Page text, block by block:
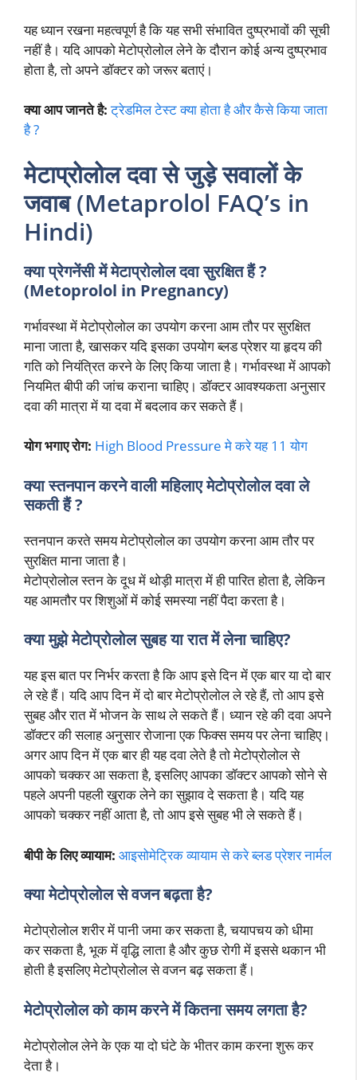
यह ध्यान रखना महत्वपूर्ण है कि यह सभी संभावित दुष्प्रभावों की सूची
नहीं है। यदि आपको मेटोप्रोलोल लेने के दौरान कोई अन्य दुष्प्रभाव
होता है, तो अपने डॉक्टर को जरूर बताएं।
क्या आप जानते है:ट्रेडमिल टेस्ट क्या होता है और कैसे किया जाता
है ?
मेटाप्रोलोल दवा से जुड़े सवालों के
जवाब (Metaprolol FAQ’s in
Hindi)
क्या प्रेगनेंसी में मेटाप्रोलोल दवा सुरक्षित हैं ?
(Metoprolol in Pregnancy)
गर्भावस्था में मेटोप्रोलोल का उपयोग करना आम तौर पर सुरक्षित
माना जाता है, खासकर यदि इसका उपयोग ब्लड प्रेशर या हृदय की
गति को नियंत्रित करने के लिए किया जाता है। गर्भावस्था में आपको
नियमित बीपी की जांच कराना चाहिए। डॉक्टर आवश्यकता अनुसार
दवा की मात्रा में या दवा में बदलाव कर सकते हैं।
योग भगाए रोग: High Blood Pressure मे करे यह 11 योग
क्या स्तनपान करने वाली महिलाए मेटोप्रोलोल दवा ले
सकती हैं ?
स्तनपान करते समय मेटोप्रोलोल का उपयोग करना आम तौर पर
सुरक्षित माना जाता है।
मेटोप्रोलोल स्तन के दूध में थोड़ी मात्रा में ही पारित होता है, लेकिन
यह आमतौर पर शिशुओं में कोई समस्या नहीं पैदा करता है।
क्या मुझे मेटोप्रोलोल सुबह या रात में लेना चाहिए?
यह इस बात पर निर्भर करता है कि आप इसे दिन में एक बार या दो बार
ले रहे हैं। यदि आप दिन में दो बार मेटोप्रोलोल ले रहे हैं, तो आप इसे
सुबह और रात में भोजन के साथ ले सकते हैं। ध्यान रहे की दवा अपने
डॉक्टर की सलाह अनुसार रोजाना एक फिक्स समय पर लेना चाहिए।
अगर आप दिन में एक बार ही यह दवा लेते है तो मेटोप्रोलोल से
आपको चक्कर आ सकता है, इसलिए आपका डॉक्टर आपको सोने से
पहले अपनी पहली खुराक लेने का सुझाव दे सकता है। यदि यह
आपको चक्कर नहीं आता है, तो आप इसे सुबह भी ले सकते हैं।
बीपी के लिए व्यायाम: आइसोमेट्रिक व्यायाम से करे ब्लड प्रेशर नार्मल
क्या मेटोप्रोलोल से वजन बढ़ता है?
मेटोप्रोलोल शरीर में पानी जमा कर सकता है, चयापचय को धीमा
कर सकता है, भूक में वृद्धि लाता है और कुछ रोगी में इससे थकान भी
होती है इसलिए मेटोप्रोलोल से वजन बढ़ सकता हैं।
मेटोप्रोलोल को काम करने में कितना समय लगता है?
मेटोप्रोलोल लेने के एक या दो घंटे के भीतर काम करना शुरू कर
देता है।